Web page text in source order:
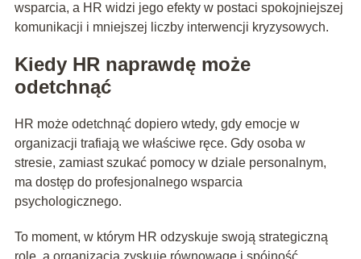
wsparcia, a HR widzi jego efekty w postaci spokojniejszej
komunikacji i mniejszej liczby interwencji kryzysowych.
Kiedy HR naprawdę może
odetchnąć
HR może odetchnąć dopiero wtedy, gdy emocje w
organizacji trafiają we właściwe ręce. Gdy osoba w
stresie, zamiast szukać pomocy w dziale personalnym,
ma dostęp do profesjonalnego wsparcia
psychologicznego.
To moment, w którym HR odzyskuje swoją strategiczną